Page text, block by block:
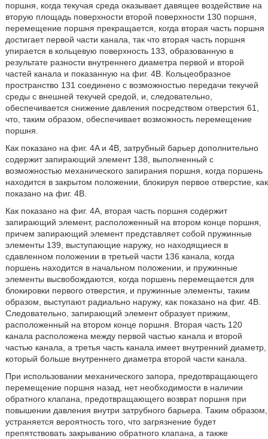
поршня, когда текучая среда оказывает давящее воздействие на
вторую площадь поверхности второй поверхности 130 поршня,
перемещение поршня прекращается, когда вторая часть поршня
достигает первой части канала, так что вторая часть поршня
упирается в кольцевую поверхность 133, образованную в
результате разности внутреннего диаметра первой и второй
частей канала и показанную на фиг. 4B. Кольцеобразное
пространство 131 соединено с возможностью передачи текучей
среды с внешней текучей средой, и, следовательно,
обеспечивается снижение давления посредством отверстия 61,
что, таким образом, обеспечивает возможность перемещение
поршня.
Как показано на фиг. 4A и 4B, затрубный барьер дополнительно
содержит запирающий элемент 138, выполненный с
возможностью механического запирания поршня, когда поршень
находится в закрытом положении, блокируя первое отверстие, как
показано на фиг. 4B.
Как показано на фиг. 4A, вторая часть поршня содержит
запирающий элемент, расположенный на втором конце поршня,
причем запирающий элемент представляет собой пружинные
элементы 139, выступающие наружу, но находящиеся в
сдавленном положении в третьей части 136 канала, когда
поршень находится в начальном положении, и пружинные
элементы высвобождаются, когда поршень перемещается для
блокировки первого отверстия, и пружинные элементы, таким
образом, выступают радиально наружу, как показано на фиг. 4B.
Следовательно, запирающий элемент образует прижим,
расположенный на втором конце поршня. Вторая часть 120
канала расположена между первой частью канала и второй
частью канала, а третья часть канала имеет внутренний диаметр,
который больше внутреннего диаметра второй части канала.
При использовании механического запора, предотвращающего
перемещение поршня назад, нет необходимости в наличии
обратного клапана, предотвращающего возврат поршня при
повышении давления внутри затрубного барьера. Таким образом,
устраняется вероятность того, что загрязнение будет
препятствовать закрыванию обратного клапана, а также